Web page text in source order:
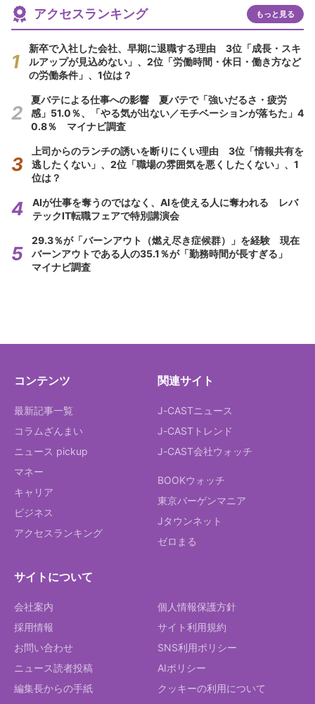
アクセスランキング もっと見る
新卒で入社した会社、早期に退職する理由 3位「成長・スキ
ルアップが見込めない」、2位「労働時間・休日・働き方など
の労働条件」、1位は？
夏バテによる仕事への影響 夏バテで「強いだるさ・疲労
感」51.0％、「やる気が出ない／モチベーションが落ちた」4
0.8％ マイナビ調査
上司からのランチの誘いを断りにくい理由 3位「情報共有を
逃したくない」、2位「職場の雰囲気を悪くしたくない」、1
位は？
AIが仕事を奪うのではなく、AIを使える人に奪われる レバ
テックIT転職フェアで特別講演会
29.3％が「バーンアウト（燃え尽き症候群）」を経験 現在
バーンアウトである人の35.1％が「勤務時間が長すぎる」
マイナビ調査
コンテンツ
最新記事一覧
コラムざんまい
ニュース pickup
マネー
キャリア
ビジネス
アクセスランキング
関連サイト
J-CASTニュース
J-CASTトレンド
J-CAST会社ウォッチ
BOOKウォッチ
東京バーゲンマニア
Jタウンネット
ゼロまる
サイトについて
会社案内
採用情報
お問い合わせ
ニュース読者投稿
編集長からの手紙
個人情報保護方針
サイト利用規約
SNS利用ポリシー
AIポリシー
クッキーの利用について